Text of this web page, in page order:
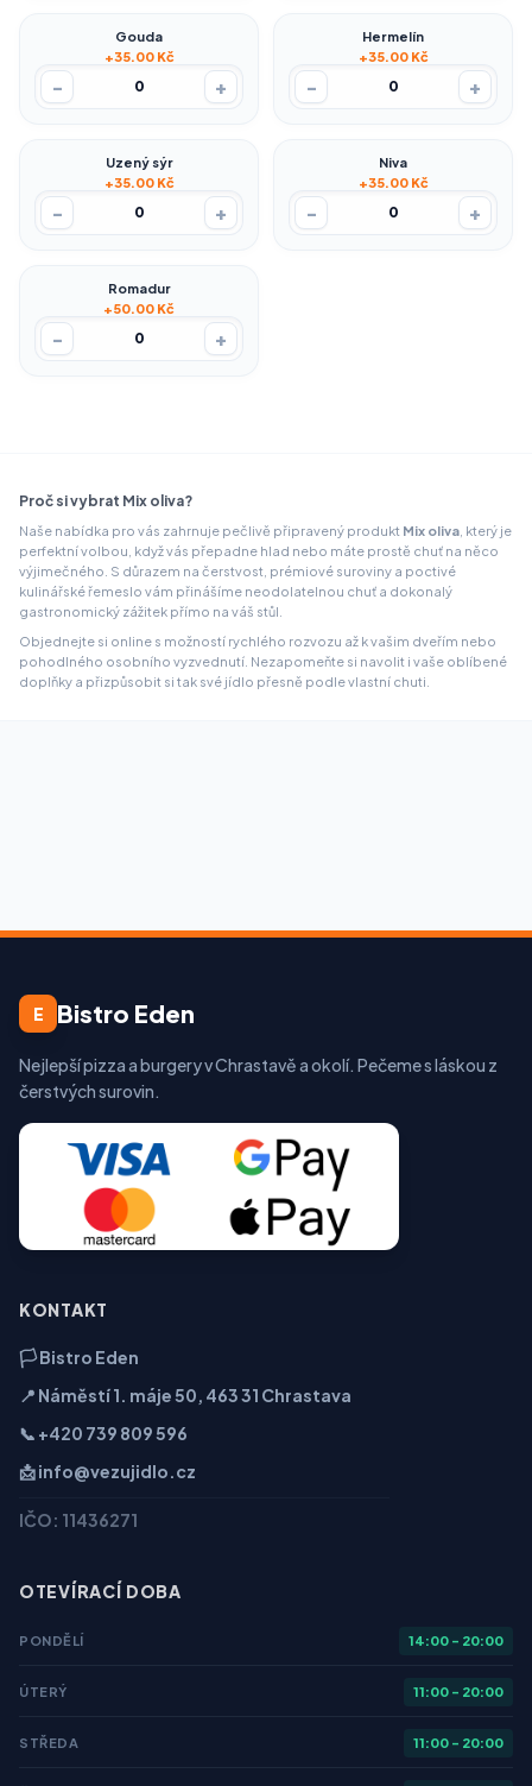
Gouda
+35.00 Kč
- 0 +
Hermelín
+35.00 Kč
- 0 +
Uzený sýr
+35.00 Kč
- 0 +
Niva
+35.00 Kč
- 0 +
Romadur
+50.00 Kč
- 0 +
Proč si vybrat Mix oliva?
Naše nabídka pro vás zahrnuje pečlivě připravený produkt Mix oliva , který je
perfektní volbou, když vás přepadne hlad nebo máte prostě chuť na něco
výjimečného. S důrazem na čerstvost, prémiové suroviny a poctivé
kulinářské řemeslo vám přinášíme neodolatelnou chuť a dokonalý
gastronomický zážitek přímo na váš stůl.
Objednejte si online s možností rychlého rozvozu až k vašim dveřím nebo
pohodlného osobního vyzvednutí. Nezapomeňte si navolit i vaše oblíbené
doplňky a přizpůsobit si tak své jídlo přesně podle vlastní chuti.
E Bistro Eden
Nejlepší pizza a burgery v Chrastavě a okolí. Pečeme s láskou z
čerstvých surovin.
KONTAKT
🏳️ Bistro Eden
📍 Náměstí 1. máje 50, 463 31 Chrastava
📞 +420 739 809 596
📩 info@vezujidlo.cz
IČO: 11436271
OTEVÍRACÍ DOBA
PONDĚLÍ 14:00 - 20:00
ÚTERÝ 11:00 - 20:00
STŘEDA 11:00 - 20:00